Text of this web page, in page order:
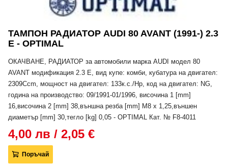
ТАМПОН РАДИАТОР AUDI 80 AVANT (1991-) 2.3
E - OPTIMAL
ОКАЧВАНЕ, РАДИАТОР за автомобили марка AUDI модел 80
AVANT модификация 2.3 E, вид купе: комби, кубатура на двигател:
2309Ccm, мощност на двигател: 133к.с./Hp, код на двигател: NG,
година на производство: 09/1991-01/1996, височина 1 [mm]
16,височина 2 [mm] 38,външна резба [mm] M8 x 1,25,външен
диаметър [mm] 30,тегло [kg] 0,05 - OPTIMAL Кат. № F8-4011
4,00 лв / 2,05 €
Поръчай